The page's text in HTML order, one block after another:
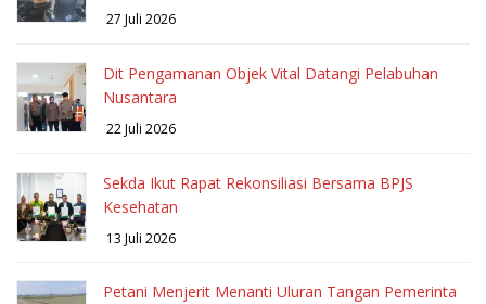
27 Juli 2026
Dit Pengamanan Objek Vital Datangi Pelabuhan
Nusantara
22 Juli 2026
Sekda Ikut Rapat Rekonsiliasi Bersama BPJS
Kesehatan
13 Juli 2026
Petani Menjerit Menanti Uluran Tangan Pemerinta